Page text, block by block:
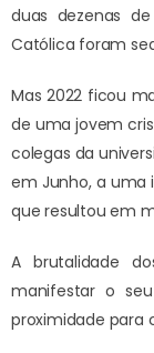
duas dezenas
Católica foram
Mas 2022 ficou
de uma jovem
colegas da
em Junho, a uma
que resultou em
A brutalidade
manifestar o
proximidade para